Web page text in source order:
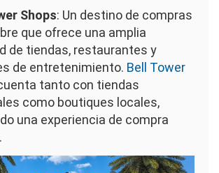
Shops: Un destino de compras
que ofrece una amplia
de tiendas, restaurantes y
de entretenimiento. Bell Tower
tanto con tiendas
como boutiques locales,
una experiencia de compra